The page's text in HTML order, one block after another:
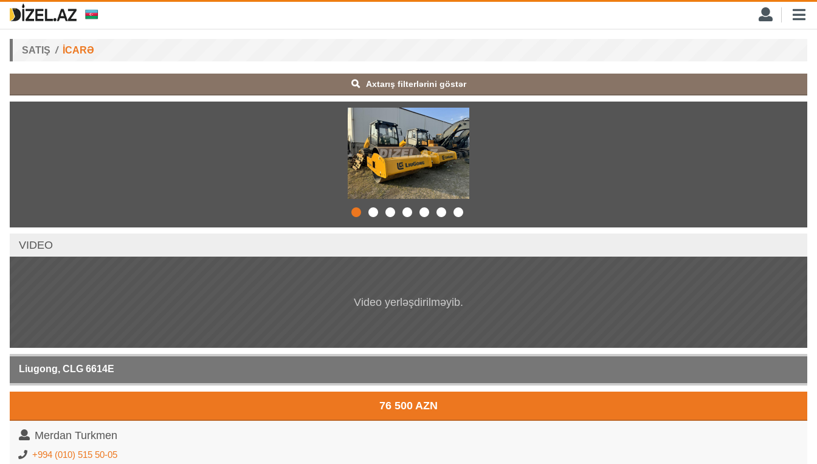
SATIŞ İCARƏ
Axtarış filterlərini göstər
VIDEO
Video yerləşdirilməyib.
Liugong, CLG 6614E
76 500 AZN
Merdan Turkmen
+994 (010) 515 50-05